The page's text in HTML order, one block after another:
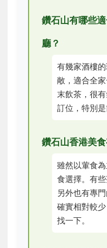
鑽石山有哪些
廳？
有幾家酒樓
敞，適合全
末飲茶，很
訂位，特別是
鑽石山香港美
雖然以葷食
食選擇。有
另外也有專
確實相對較
找一下。